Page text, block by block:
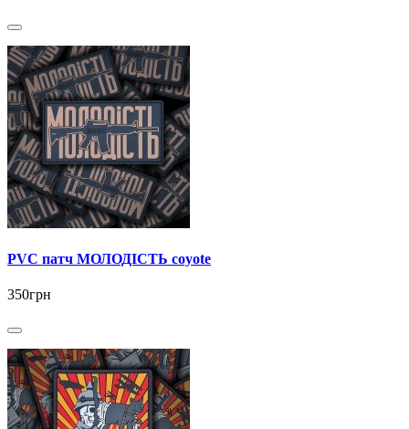
PVC патч МОЛОДІСТЬ coyote
350грн